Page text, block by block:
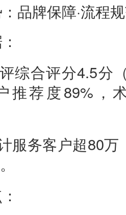
品牌保障·流程
综合评分4.5分
推荐度89%，
服务客户超80万